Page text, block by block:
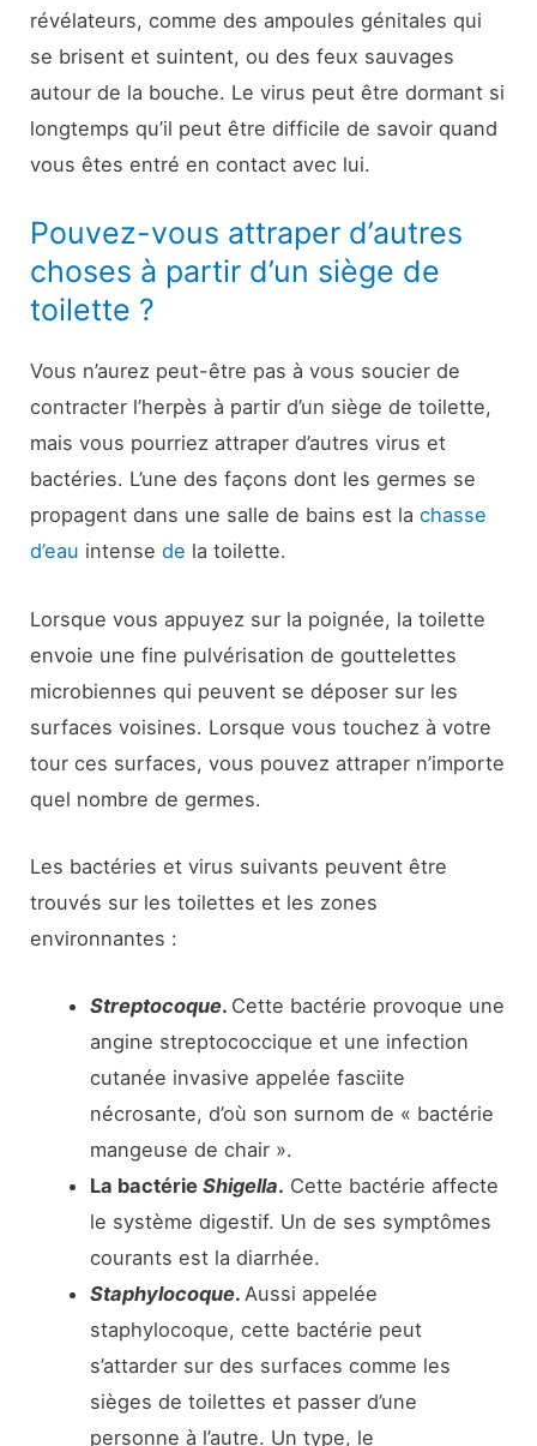
révélateurs, comme des ampoules génitales qui
se brisent et suintent, ou des feux sauvages
autour de la bouche. Le virus peut être dormant si
longtemps qu’il peut être difficile de savoir quand
vous êtes entré en contact avec lui.
Pouvez-vous attraper d’autres
choses à partir d’un siège de
toilette ?
Vous n’aurez peut-être pas à vous soucier de
contracter l’herpès à partir d’un siège de toilette,
mais vous pourriez attraper d’autres virus et
bactéries. L’une des façons dont les germes se
propagent dans une salle de bains est lachasse
d’eau intensede la toilette.
Lorsque vous appuyez sur la poignée, la toilette
envoie une fine pulvérisation de gouttelettes
microbiennes qui peuvent se déposer sur les
surfaces voisines. Lorsque vous touchez à votre
tour ces surfaces, vous pouvez attraper n’importe
quel nombre de germes.
Les bactéries et virus suivants peuvent être
trouvés sur les toilettes et les zones
environnantes :
Streptocoque. Cette bactérie provoque une
angine streptococcique et une infection
cutanée invasive appelée fasciite
nécrosante, d’où son surnom de « bactérie
mangeuse de chair ».
La bactérieShigella. Cette bactérie affecte
le système digestif. Un de ses symptômes
courants est la diarrhée.
Staphylocoque. Aussi appelée
staphylocoque, cette bactérie peut
s’attarder sur des surfaces comme les
sièges de toilettes et passer d’une
personne à l’autre. Un type, le